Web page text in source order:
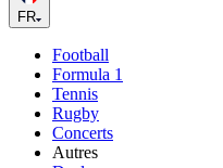
FR
Football
Formula 1
Tennis
Rugby
Concerts
Autres